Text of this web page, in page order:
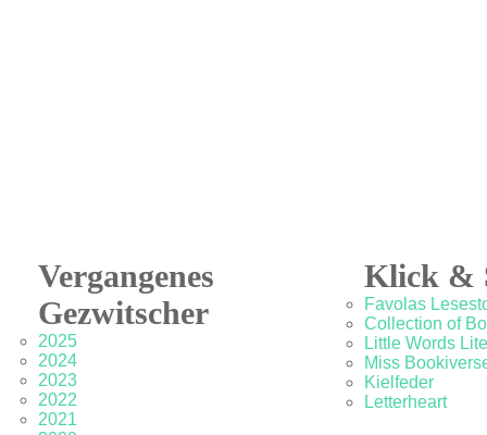
Vergangenes
Gezwitscher
2025
2024
2023
2022
2021
Klick &
Favolas
Collection of
Little Words
Miss
Kielfeder
Letterheart